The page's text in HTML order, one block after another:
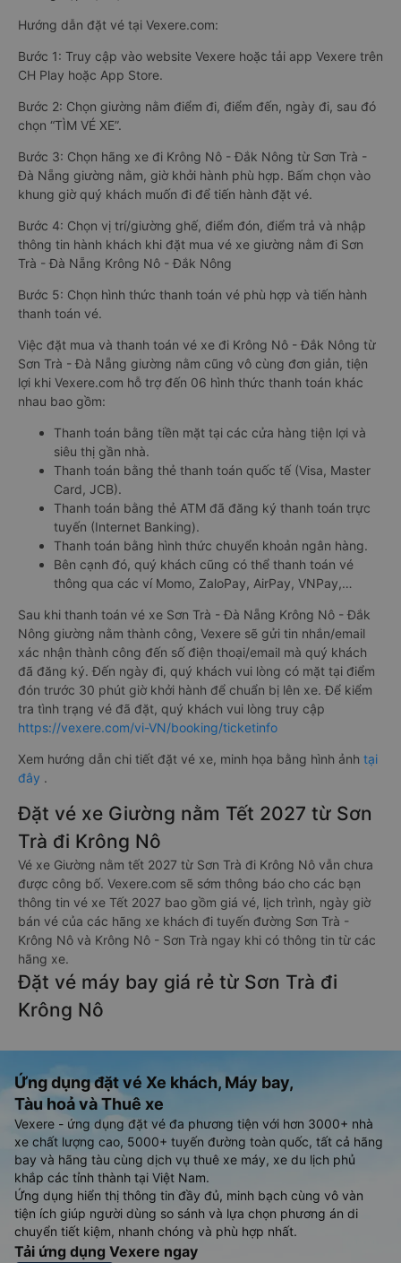
Hướng dẫn đặt vé tại Vexere.com:
Bước 1: Truy cập vào website Vexere hoặc tải app Vexere trên
CH Play hoặc App Store.
Bước 2: Chọn giường nằm điểm đi, điểm đến, ngày đi, sau đó
chọn “TÌM VÉ XE”.
Bước 3: Chọn hãng xe đi Krông Nô - Đắk Nông từ Sơn Trà -
Đà Nẵng giường nằm, giờ khởi hành phù hợp. Bấm chọn vào
khung giờ quý khách muốn đi để tiến hành đặt vé.
Bước 4: Chọn vị trí/giường ghế, điểm đón, điểm trả và nhập
thông tin hành khách khi đặt mua vé xe giường nằm đi Sơn
Trà - Đà Nẵng Krông Nô - Đắk Nông
Bước 5: Chọn hình thức thanh toán vé phù hợp và tiến hành
thanh toán vé.
Việc đặt mua và thanh toán vé xe đi Krông Nô - Đắk Nông từ
Sơn Trà - Đà Nẵng giường nằm cũng vô cùng đơn giản, tiện
lợi khi Vexere.com hỗ trợ đến 06 hình thức thanh toán khác
nhau bao gồm:
Thanh toán bằng tiền mặt tại các cửa hàng tiện lợi và
siêu thị gần nhà.
Thanh toán bằng thẻ thanh toán quốc tế (Visa, Master
Card, JCB).
Thanh toán bằng thẻ ATM đã đăng ký thanh toán trực
tuyến (Internet Banking).
Thanh toán bằng hình thức chuyển khoản ngân hàng.
Bên cạnh đó, quý khách cũng có thể thanh toán vé
thông qua các ví Momo, ZaloPay, AirPay, VNPay,…
Sau khi thanh toán vé xe Sơn Trà - Đà Nẵng Krông Nô - Đắk
Nông giường nằm thành công, Vexere sẽ gửi tin nhắn/email
xác nhận thành công đến số điện thoại/email mà quý khách
đã đăng ký. Đến ngày đi, quý khách vui lòng có mặt tại điểm
đón trước 30 phút giờ khởi hành để chuẩn bị lên xe. Để kiểm
tra tình trạng vé đã đặt, quý khách vui lòng truy cập
https://vexere.com/vi-VN/booking/ticketinfo
Xem hướng dẫn chi tiết đặt vé xe, minh họa bằng hình ảnh tại
đây .
Đặt vé xe Giường nằm Tết 2027 từ Sơn
Trà đi Krông Nô
Vé xe Giường nằm tết 2027 từ Sơn Trà đi Krông Nô vẫn chưa
được công bố. Vexere.com sẽ sớm thông báo cho các bạn
thông tin vé xe Tết 2027 bao gồm giá vé, lịch trình, ngày giờ
bán vé của các hãng xe khách đi tuyến đường Sơn Trà -
Krông Nô và Krông Nô - Sơn Trà ngay khi có thông tin từ các
hãng xe.
Đặt vé máy bay giá rẻ từ Sơn Trà đi
Krông Nô
Ứng dụng đặt vé Xe khách, Máy bay,
Tàu hoả và Thuê xe
Vexere - ứng dụng đặt vé đa phương tiện với hơn 3000+ nhà
xe chất lượng cao, 5000+ tuyến đường toàn quốc, tất cả hãng
bay và hãng tàu cùng dịch vụ thuê xe máy, xe du lịch phủ
khắp các tỉnh thành tại Việt Nam.
Ứng dụng hiển thị thông tin đầy đủ, minh bạch cùng vô vàn
tiện ích giúp người dùng so sánh và lựa chọn phương án di
chuyển tiết kiệm, nhanh chóng và phù hợp nhất.
Tải ứng dụng Vexere ngay